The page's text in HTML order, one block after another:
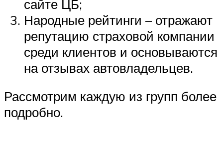
сайте ЦБ;
Народные рейтинги – отражают
репутацию страховой компании
среди клиентов и основываются
на отзывах автовладельцев.
Рассмотрим каждую из групп более
подробно.